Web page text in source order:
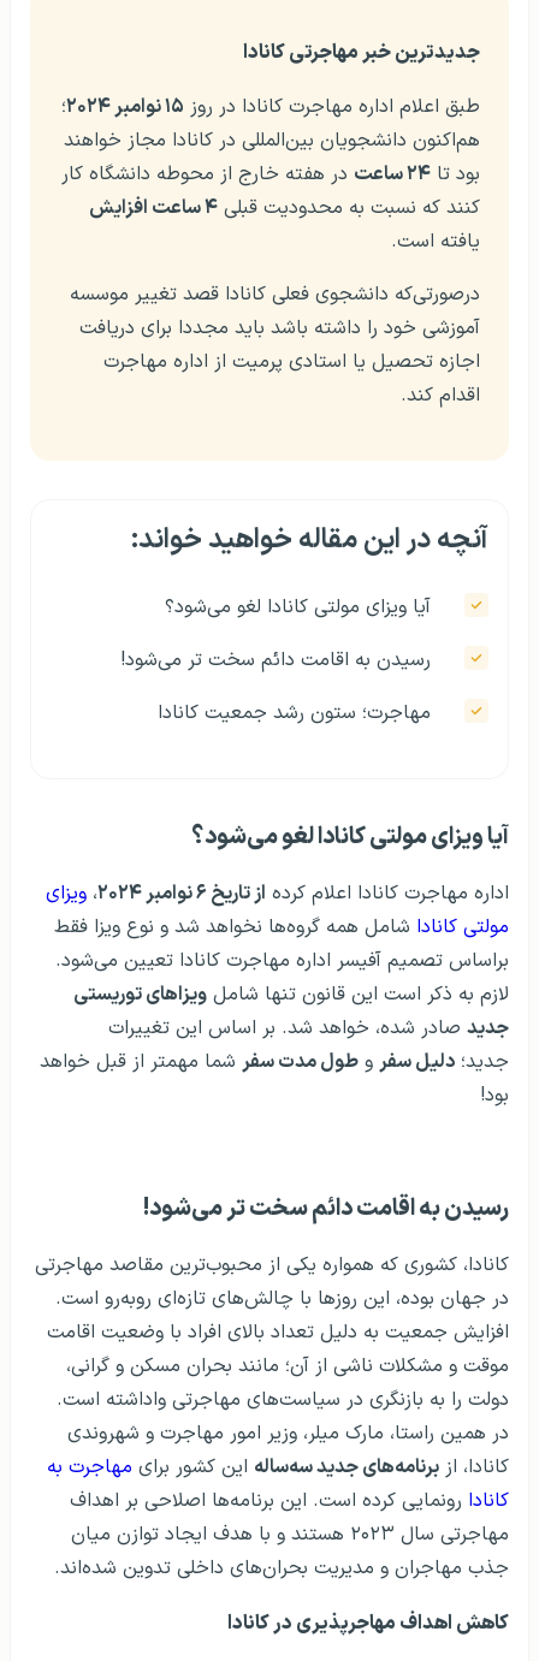
جدیدترین خبر مهاجرتی کانادا
طبق اعلام اداره مهاجرت کانادا در روز ۱۵ نوامبر ۲۰۲۴
؛
هم‌اکنون دانشجویان بین‌المللی در کانادا مجاز خواهند
بود تا ۲۴ ساعت
در هفته خارج از محوطه دانشگاه کار
کنند که نسبت به محدودیت قبلی ۴ ساعت افزایش
یافته است.
درصورتی‌که دانشجوی فعلی کانادا قصد تغییر موسسه
آموزشی خود را داشته باشد باید مجددا برای دریافت
اجازه تحصیل یا استادی پرمیت از اداره مهاجرت
اقدام کند.
آنچه در این مقاله خواهید خواند:
آیا ویزای مولتی کانادا لغو می‌شود؟
رسیدن به اقامت دائم سخت تر می‌شود!
مهاجرت؛ ستون رشد جمعیت کانادا
آیا ویزای مولتی کانادا لغو می‌شود؟
اداره مهاجرت کانادا اعلام کرده از تاریخ ۶ نوامبر ۲۰۲۴ ، ویزای
مولتی کانادا شامل همه گروه‌ها نخواهد شد و نوع ویزا فقط
براساس تصمیم آفیسر اداره مهاجرت کانادا تعیین می‌شود.
لازم به ذکر است این قانون تنها شامل ویزاهای توریستی
جدید صادر شده، خواهد شد. بر اساس این تغییرات
جدید؛ دلیل سفر و طول مدت سفر شما مهمتر از قبل خواهد
بود!
رسیدن به اقامت دائم سخت تر می‌شود!
کانادا، کشوری که همواره یکی از محبوب‌ترین مقاصد مهاجرتی
در جهان بوده، این روزها با چالش‌های تازه‌ای روبه‌رو است.
افزایش جمعیت به دلیل تعداد بالای افراد با وضعیت اقامت
موقت و مشکلات ناشی از آن؛ مانند بحران مسکن و گرانی،
دولت را به بازنگری در سیاست‌های مهاجرتی واداشته است.
در همین راستا، مارک میلر، وزیر امور مهاجرت و شهروندی
کانادا، از برنامه‌های جدید سه‌ساله این کشور برای مهاجرت به
کانادا رونمایی کرده است. این برنامه‌ها اصلاحی بر اهداف
مهاجرتی سال ۲۰۲۳ هستند و با هدف ایجاد توازن میان
جذب مهاجران و مدیریت بحران‌های داخلی تدوین شده‌اند.
کاهش اهداف مهاجرپذیری در کانادا